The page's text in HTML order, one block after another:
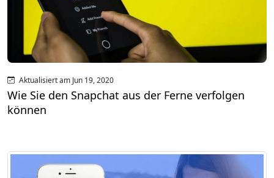
Aktualisiert am Jun 19, 2020
Wie Sie den Snapchat aus der Ferne verfolgen
können